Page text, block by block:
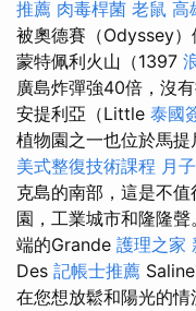
推薦 肉毒桿菌 老鼠 高
被奧德賽（Odyssey
蒙特佩利火山（1397
廣島炸彈強40倍，沒
安提利亞（Little 泰國
植物園之一也位於馬
美式整復技術課程 月
克島的南部，這是不
園，工業城市和隆隆聲
端的Grande 護理之家
Des 記帳士推薦
在您想放鬆和陽光的情